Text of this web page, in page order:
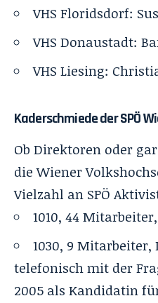
VHS Floridsdorf:
VHS Donaustadt:
VHS Liesing:
Kaderschmiede der SPÖ
Ob Direktoren oder
die Wiener
Vielzahl an SPÖ
1010, 44 Mitarbeiter,
1030, 9 Mitarbeiter,
telefonisch mit der
2005 als Kandidatin